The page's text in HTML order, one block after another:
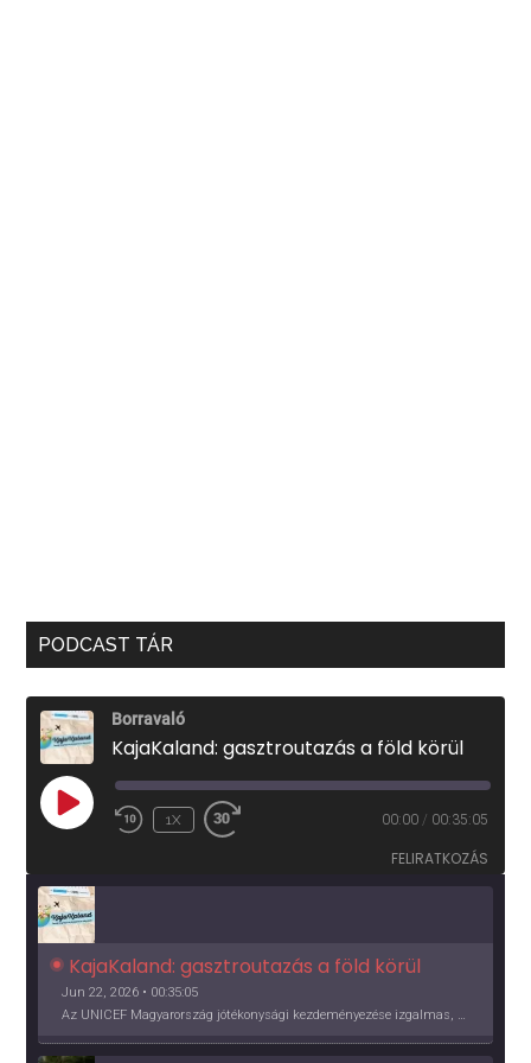
PODCAST TÁR
Borravaló
KajaKaland: gasztroutazás a föld körül
PLAY
EPISODE
1X 00:00 / 00:35:05
FELIRATKOZÁS
KajaKaland: gasztroutazás a föld körül
Jun 22, 2026 • 00:35:05
Az UNICEF Magyarország jótékonysági kezdeményezése izgalmas, egész éves világkörüli ízutazásra hív, igazi családi program és gasztroedukáció, illetve segítség a rászorulóknak is egyben.